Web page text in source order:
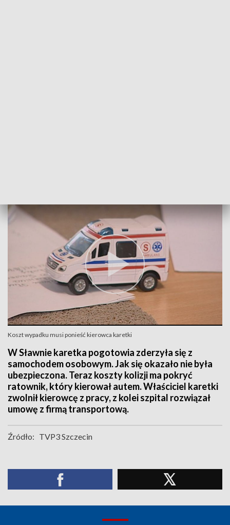
Koszt wypadku musi ponieść kierowca karetki
W Sławnie karetka pogotowia zderzyła się z
samochodem osobowym. Jak się okazało nie była
ubezpieczona. Teraz koszty kolizji ma pokryć
ratownik, który kierował autem. Właściciel karetki
zwolnił kierowcę z pracy, z kolei szpital rozwiązał
umowę z firmą transportową.
Źródło: TVP3 Szczecin